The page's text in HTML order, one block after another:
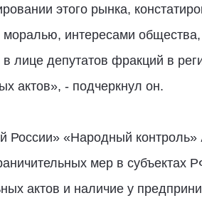
этого рынка,
интересами
лице депутатов фракций в
актов», - подчеркнул он.
России» «Народный контроль»
мер в субъектах
актов и наличие у